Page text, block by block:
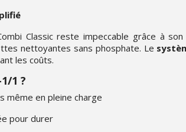
Classic reste impeccable grâce à son
nettoyantes sans phosphate. Le
les coûts.
1 ?
même en pleine charge
pour durer